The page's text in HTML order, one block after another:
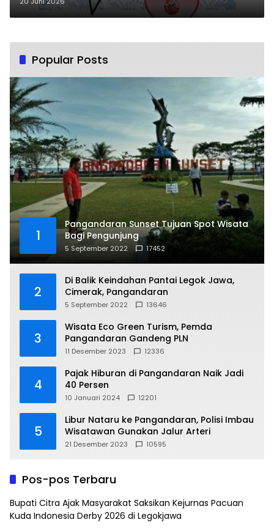
Popular Posts
1
Pangandaran Sunset Tujuan Spot Wisata
Bagi Pengunjung
5 September 2022 17452
2
Di Balik Keindahan Pantai Legok Jawa,
Cimerak, Pangandaran
5 September 2022 13646
3
Wisata Eco Green Turism, Pemda
Pangandaran Gandeng PLN
11 Desember 2023 12336
4
Pajak Hiburan di Pangandaran Naik Jadi
40 Persen
10 Januari 2024 12201
5
Libur Nataru ke Pangandaran, Polisi Imbau
Wisatawan Gunakan Jalur Arteri
21 Desember 2023 10595
Pos-pos Terbaru
Bupati Citra Ajak Masyarakat Saksikan Kejurnas Pacuan
Kuda Indonesia Derby 2026 di Legokjawa